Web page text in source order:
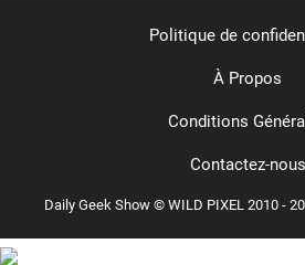
Daily Geek Show © WILD PIXEL 2010 -
Politique de
À Propos
Conditions
Contactez-nous